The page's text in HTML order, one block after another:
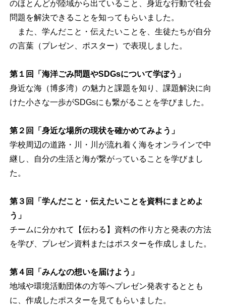
のほとんどが陸域から出ていること、身近な行動で社会
問題を解決できることを知ってもらいました。
また、学んだこと・伝えたいことを、生徒たちが自分
の言葉（プレゼン、ポスター）で表現しました。
第１回「海洋ごみ問題やSDGsについて学ぼう」
身近な海（博多湾）の魅力と課題を知り、課題解決に向
けた小さな一歩がSDGsにも繋がることを学びました。
第２回「身近な場所の現状を確かめてみよう」
学校周辺の道路・川・川が流れ着く海をオンラインで中
継し、自分の生活と海が繋がっていることを学びまし
た。
第３回「学んだこと・伝えたいことを資料にまとめよ
う」
チームに分かれて【伝わる】資料の作り方と発表の方法
を学び、プレゼン資料またはポスターを作成しました。
第４回「みんなの想いを届けよう」
地域や環境活動団体の方等へプレゼン発表するととも
に、作成したポスターを見てもらいました。